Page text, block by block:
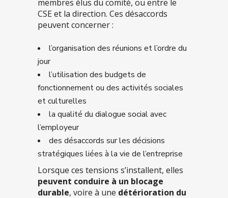
membres élus du comité, ou entre le
CSE et la direction. Ces désaccords
peuvent concerner :
l’organisation des réunions et l’ordre du
jour
l’utilisation des budgets de
fonctionnement ou des activités sociales
et culturelles
la qualité du dialogue social avec
l’employeur
des désaccords sur les décisions
stratégiques liées à la vie de l’entreprise
Lorsque ces tensions s’installent, elles
peuvent conduire à un blocage
durable, voire à une détérioration du